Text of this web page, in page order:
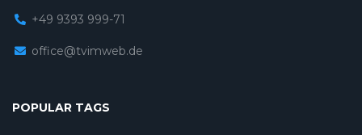
+49 9393 999-71
office@tvimweb.de
POPULAR TAGS